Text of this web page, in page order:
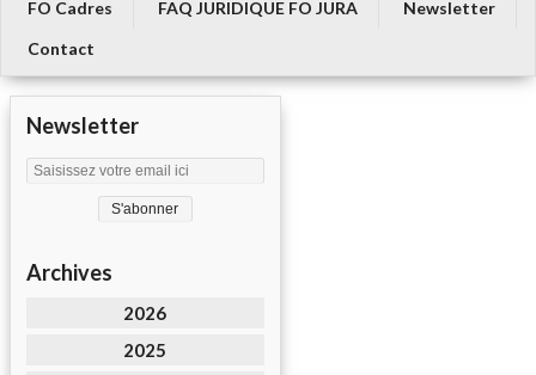
FO Cadres
FAQ JURIDIQUE FO JURA
Newsletter
Contact
Newsletter
Archives
2026
2025